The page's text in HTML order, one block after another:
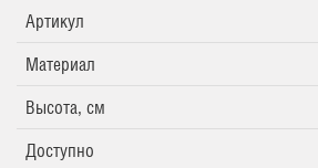
Артикул
Материал
Высота, см
Доступно